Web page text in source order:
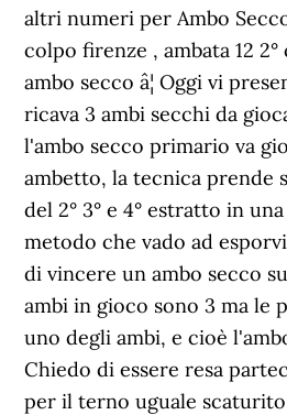
altri numeri per Ambo
colpo firenze , ambata 12
ambo secco â¦ Oggi vi
ricava 3 ambi secchi da
l'ambo secco primario va
ambetto, la tecnica prende
del 2° 3° e 4° estratto in
metodo che vado ad
di vincere un ambo secco
ambi in gioco sono 3 ma le
uno degli ambi, e cioè
Chiedo di essere resa
per il terno uguale